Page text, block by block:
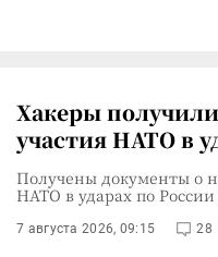
Хакеры
участия НАТО в
Получены документы о
НАТО в ударах по России
7 августа 2026, 09:15 28